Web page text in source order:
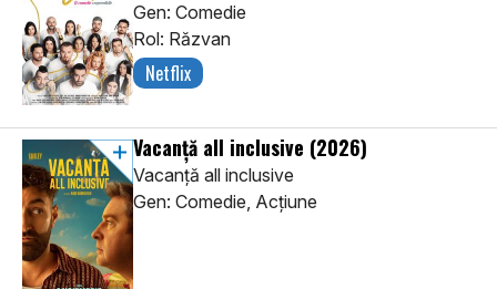
Gen: Comedie
Rol: Răzvan
Netflix
Vacanță all inclusive (2026)
Vacanță all inclusive
Gen: Comedie, Acţiune